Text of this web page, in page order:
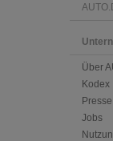
Über
Kodex
Presse
Jobs